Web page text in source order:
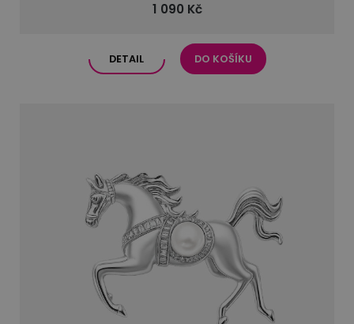
1 090 Kč
DETAIL DO KOŠÍKU